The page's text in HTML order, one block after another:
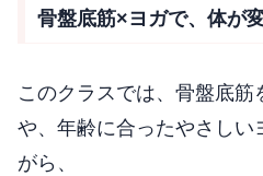
骨盤底筋×ヨガで、体が
このクラスでは、骨盤底筋
や、年齢に合ったやさしい
がら、